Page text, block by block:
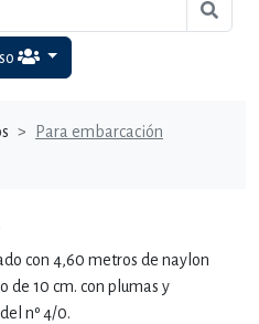
Para embarcación
con 4,60 metros de naylon
de 10 cm. con plumas y
nº 4/0.